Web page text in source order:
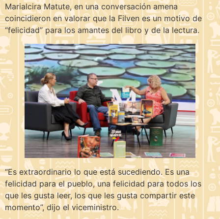
Marialcira Matute, en una conversación amena
coincidieron en valorar que la Filven es un motivo de
“felicidad” para los amantes del libro y de la lectura.
“Es extraordinario lo que está sucediendo. Es una
felicidad para el pueblo, una felicidad para todos los
que les gusta leer, los que les gusta compartir este
momento”, dijo el viceministro.